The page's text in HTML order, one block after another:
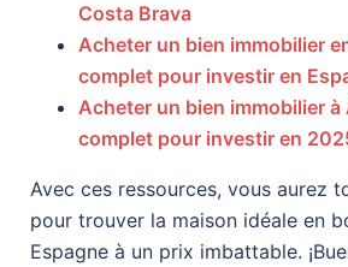
Costa Brava
Acheter un bien immobilier
complet pour investir en
Acheter un bien immobilier à
complet pour investir en
Avec ces ressources, vous aurez
pour trouver la maison idéale en
Espagne à un prix imbattable.